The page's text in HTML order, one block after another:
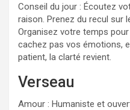
Conseil du jour : Écoutez
raison. Prenez du recul sur
Organisez votre temps
cachez pas vos émotions,
patient, la clarté revient.
Verseau
Amour : Humaniste et